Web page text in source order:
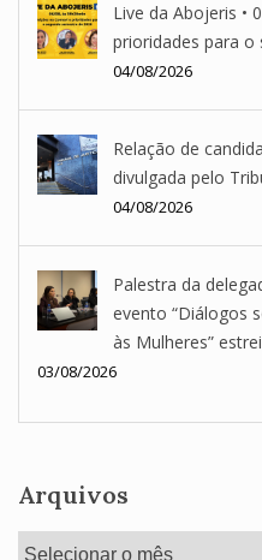
Live da Abojeris •
prioridades para o
04/08/2026
Relação de
divulgada pelo
04/08/2026
Palestra da
evento “Diálogos
às Mulheres”
03/08/2026
Arquivos
Arquivos